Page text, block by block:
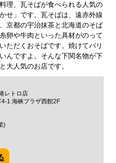
理、瓦そばが食べられる人気の
せ」です。瓦そばは、遠赤外線
京都の宇治抹茶と北海道のそば
卵や牛肉といった具材がのって
ただくおそばです。焼けてパリ
んですよ。そんな下関名物が下
大人気のお店です。
レトロ店
1 海峡プラザ西館2F
)